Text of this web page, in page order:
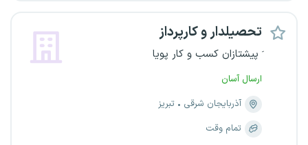
تحصیلدار و کارپرداز
َ پیشتازان کسب و کار پویا
ارسال آسان
آذربایجان شرقی
تبریز
تمام وقت